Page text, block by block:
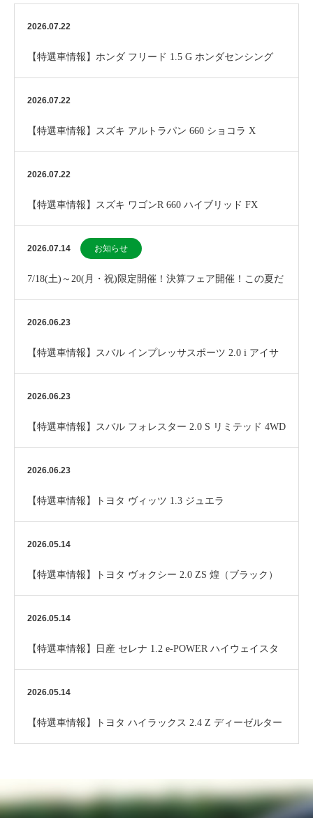
2026.07.22
【特選車情報】ホンダ フリード 1.5 G ホンダセンシング
2026.07.22
【特選車情報】スズキ アルトラパン 660 ショコラ X
2026.07.22
【特選車情報】スズキ ワゴンR 660 ハイブリッド FX
2026.07.14 お知らせ
7/18(土)～20(月・祝)限定開催！決算フェア開催！この夏だ
けのお買い得チャンス！
2026.06.23
【特選車情報】スバル インプレッサスポーツ 2.0 i アイサ
イト 4WD
2026.06.23
【特選車情報】スバル フォレスター 2.0 S リミテッド 4WD
2026.06.23
【特選車情報】トヨタ ヴィッツ 1.3 ジュエラ
2026.05.14
【特選車情報】トヨタ ヴォクシー 2.0 ZS 煌（ブラック）
2026.05.14
【特選車情報】日産 セレナ 1.2 e-POWER ハイウェイスタ
ー V 10インチナビ （パール）…
2026.05.14
【特選車情報】トヨタ ハイラックス 2.4 Z ディーゼルター